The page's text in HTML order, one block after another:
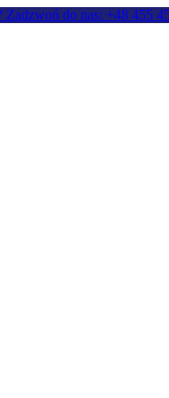
Zadzwoń do nas: +48 455